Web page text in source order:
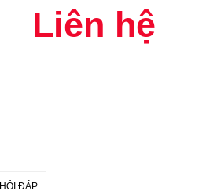
Liên hệ
HỎI ĐÁP